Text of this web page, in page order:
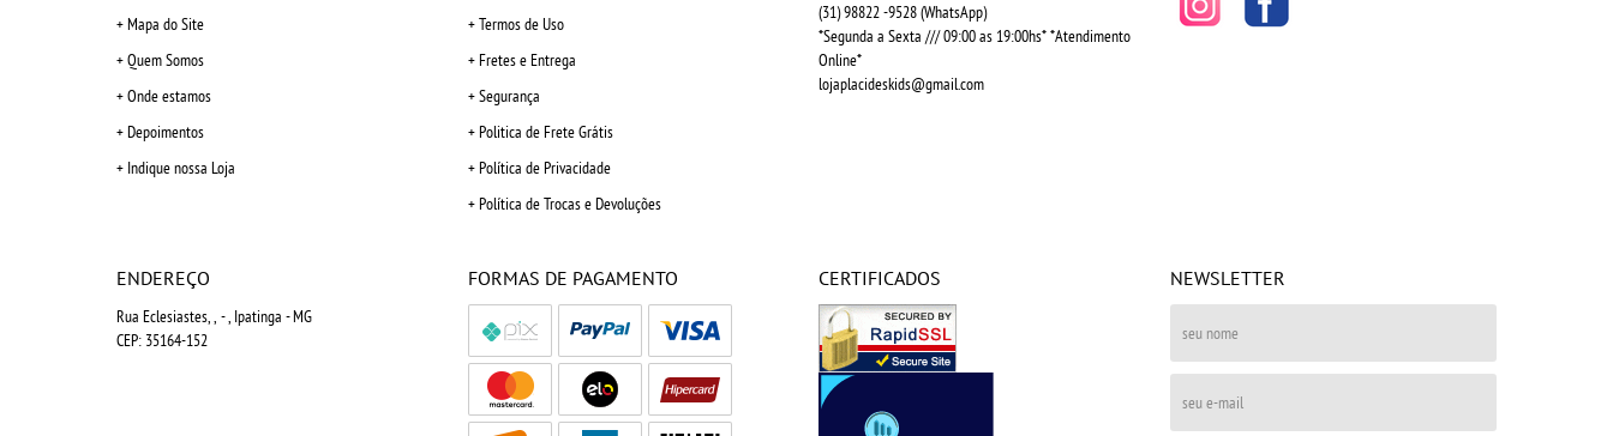
Mapa do Site
Quem Somos
Onde estamos
Depoimentos
Indique nossa Loja
Termos de Uso
Fretes e Entrega
Segurança
Politica de Frete Grátis
Política de Privacidade
Política de Trocas e Devoluções
(31)98822 -9528(WhatsApp)
*Segunda a Sexta /// 09:00 as 19:00hs* *Atendimento
Online*
lojaplacideskids@gmail.com
ENDEREÇO
Rua Eclesiastes, , -, Ipatinga -MG
CEP: 35164-152
FORMAS DE PAGAMENTO CERTIFICADOS NEWSLETTER